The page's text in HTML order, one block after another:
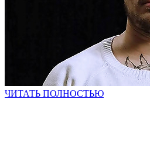
ЧИТАТЬ ПОЛНОСТЬЮ